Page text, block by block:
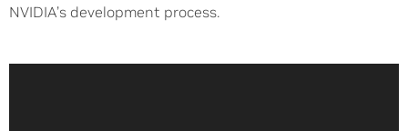
NVIDIA’s development process.